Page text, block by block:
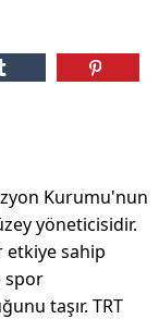
Kurumu'nun
yöneticisidir.
etkiye sahip
spor
taşır. TRT